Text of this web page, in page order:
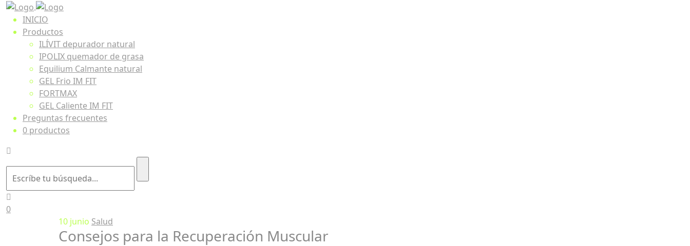
INICIO
Productos
ILÍVIT depurador natural
IPOLIX quemador de grasa
Equilium Calmante natural
GEL Frio IM FIT
FORTMAX
GEL Caliente IM FIT
Preguntas frecuentes
0 productos
0
10 junio Salud
Consejos para la Recuperación Muscular